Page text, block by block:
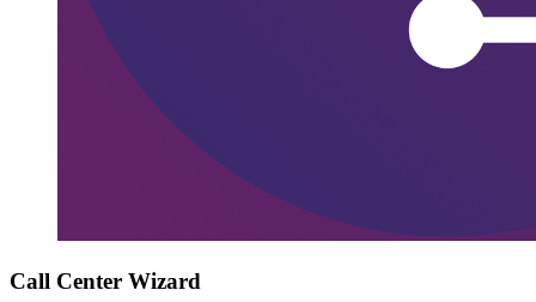
Call Center Wizard